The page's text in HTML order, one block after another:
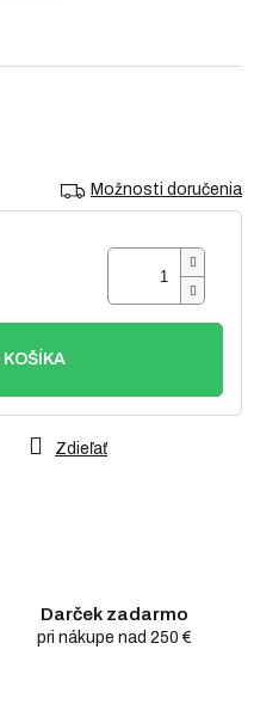
Možnosti doručenia
KOŠÍKA
Zdieľať
Darček zadarmo
pri nákupe nad 250 €